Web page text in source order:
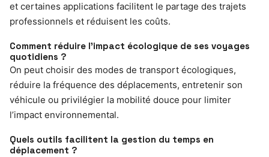
et certaines applications facilitent le partage des trajets
professionnels et réduisent les coûts.
Comment réduire l’impact écologique de ses voyages
quotidiens ?
On peut choisir des modes de transport écologiques,
réduire la fréquence des déplacements, entretenir son
véhicule ou privilégier la mobilité douce pour limiter
l’impact environnemental.
Quels outils facilitent la gestion du temps en
déplacement ?